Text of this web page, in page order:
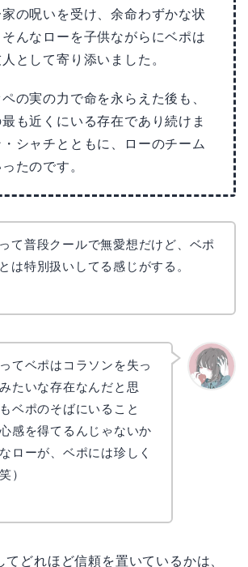
の呪いを受け、余命わずかな状
んなローを子供ながらにベポは
として寄り添いました。
の実の力で命を永らえた後も、
も近くにいる存在であり続けま
シャチとともに、ローのチーム
たのです。
て普段クールで無愛想だけど、ベポ
は特別扱いしてる感じがする。
てベポはコラソンを失っ
たいな存在なんだと思
ベポのそばにいること
感を得てるんじゃないか
ローが、ベポには珍しく
）
てどれほど信頼を置いているかは、